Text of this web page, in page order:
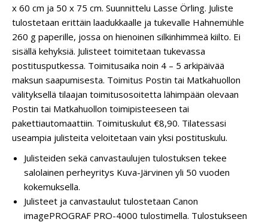
x 60 cm ja 50 x 75 cm. Suunnittelu Lasse Örling. Juliste
tulostetaan erittäin laadukkaalle ja tukevalle Hahnemühle
260 g paperille, jossa on hienoinen silkinhimmeä kiilto. Ei
sisällä kehyksiä. Julisteet toimitetaan tukevassa
postitusputkessa. Toimitusaika noin 4 – 5 arkipäivää
maksun saapumisesta. Toimitus Postin tai Matkahuollon
välityksellä tilaajan toimitusosoitetta lähimpään olevaan
Postin tai Matkahuollon toimipisteeseen tai
pakettiautomaattiin. Toimituskulut €8,90. Tilatessasi
useampia julisteita veloitetaan vain yksi postituskulu.
Julisteiden sekä canvastaulujen tulostuksen tekee
salolainen perheyritys Kuva-Järvinen yli 50 vuoden
kokemuksella.
Julisteet ja canvastaulut tulostetaan Canon
imagePROGRAF PRO-4000 tulostimella. Tulostukseen